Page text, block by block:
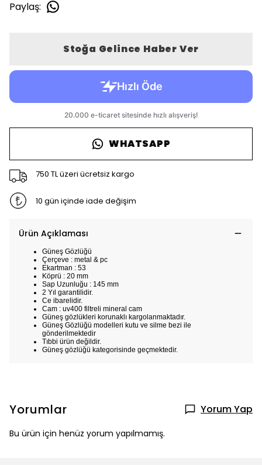
Paylaş:
Stoğa Gelince Haber Ver
WHATSAPP
750 TL üzeri ücretsiz kargo
10 gün içinde iade değişim
Ürün Açıklaması
Güneş Gözlüğü
Çerçeve : metal & pc
Ekartman : 53
Köprü : 20 mm
Sap Uzunluğu : 145 mm
2 Yıl garantilidir.
Ce ibarelidir.
Cam : uv400 filtreli mineral cam
Güneş gözlükleri korunaklı kargolanmaktadır.
Güneş Gözlüğü modelleri kutu ve silme bezi ile
gönderilmektedir
Tıbbi ürün değildir.
Güneş gözlüğü kategorisinde geçmektedir.
Yorumlar Yorum Yap
Bu ürün için henüz yorum yapılmamış.